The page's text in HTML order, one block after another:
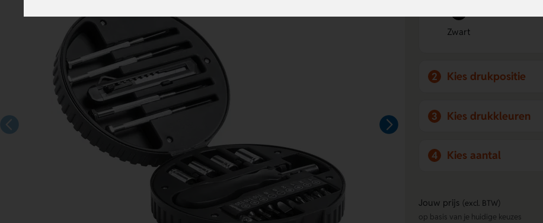
Zwart
2 Kies drukpositie
3 Kies drukkleuren
4 Kies aantal
Jouw prijs (excl. BTW)
op basis van je huidige keuzes